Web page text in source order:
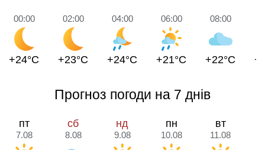
00:00
+24°C
02:00
+23°C
04:00
+24°C
06:00
+21°C
08:00
+22°C
Прогноз погоди на 7 днів
пт
7.08
сб
8.08
нд
9.08
пн
10.08
вт
11.08